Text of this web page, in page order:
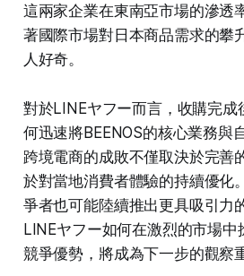
這兩家企業在東南亞市場的滲透
著國際市場對日本商品需求的攀
人好奇。
對於LINEヤフー而言，收購完成
何迅速將BEENOS的核心業務與
跨境電商的成敗不僅取決於完善
於對當地消費者體驗的持續優化
爭者也可能陸續推出更具吸引力
LINEヤフー如何在激烈的市場
競爭優勢，將成為下一步的觀察